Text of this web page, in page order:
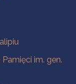
im. gen.